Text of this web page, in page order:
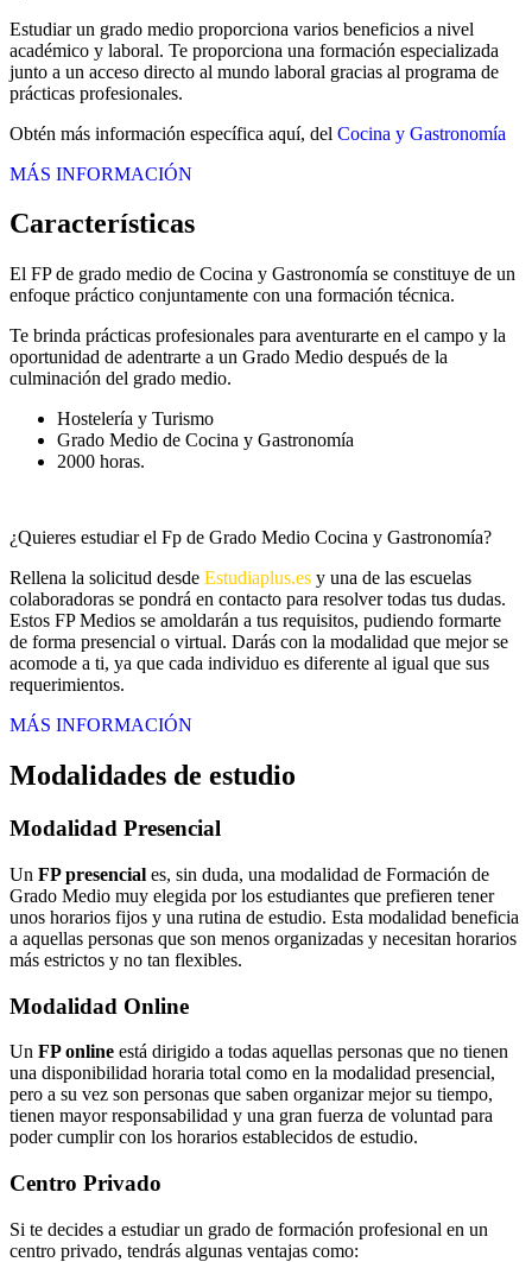
Estudiar un grado medio proporciona varios beneficios a nivel
académico y laboral. Te proporciona una formación especializada
junto a un acceso directo al mundo laboral gracias al programa de
prácticas profesionales.
Obtén más información específica aquí, del Cocina y Gastronomía
MÁS INFORMACIÓN
Características
El FP de grado medio de Cocina y Gastronomía se constituye de un
enfoque práctico conjuntamente con una formación técnica.
Te brinda prácticas profesionales para aventurarte en el campo y la
oportunidad de adentrarte a un Grado Medio después de la
culminación del grado medio.
Hostelería y Turismo
Grado Medio de Cocina y Gastronomía
2000 horas.
¿Quieres estudiar el Fp de Grado Medio Cocina y Gastronomía?
Rellena la solicitud desde Estudiaplus.es y una de las escuelas
colaboradoras se pondrá en contacto para resolver todas tus dudas.
Estos FP Medios se amoldarán a tus requisitos, pudiendo formarte
de forma presencial o virtual. Darás con la modalidad que mejor se
acomode a ti, ya que cada individuo es diferente al igual que sus
requerimientos.
MÁS INFORMACIÓN
Modalidades de estudio
Modalidad Presencial
Un FP presencial es, sin duda, una modalidad de Formación de
Grado Medio muy elegida por los estudiantes que prefieren tener
unos horarios fijos y una rutina de estudio. Esta modalidad beneficia
a aquellas personas que son menos organizadas y necesitan horarios
más estrictos y no tan flexibles.
Modalidad Online
Un FP online está dirigido a todas aquellas personas que no tienen
una disponibilidad horaria total como en la modalidad presencial,
pero a su vez son personas que saben organizar mejor su tiempo,
tienen mayor responsabilidad y una gran fuerza de voluntad para
poder cumplir con los horarios establecidos de estudio.
Centro Privado
Si te decides a estudiar un grado de formación profesional en un
centro privado, tendrás algunas ventajas como: